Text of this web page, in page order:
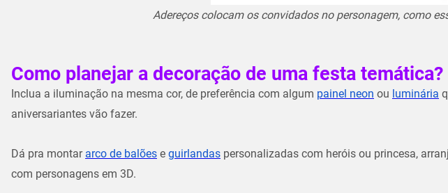
Adereços colocam os convidados no personagem, como
Como planejar a decoração de uma festa temática?
Inclua a iluminação na mesma cor, de preferência com algum painel neon ou luminária
aniversariantes vão fazer.
Dá pra montar arco de balões e guirlandas personalizadas com heróis ou princesa,
com personagens em 3D.